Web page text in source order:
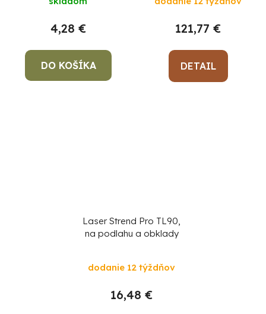
4,28 €
DO KOŠÍKA
121,77 €
DETAIL
Laser Strend Pro TL90,
na podlahu a obklady
dodanie 12 týždňov
16,48 €